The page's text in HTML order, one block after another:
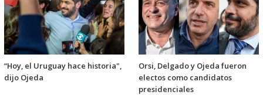
“Hoy, el Uruguay hace historia",
dijo Ojeda
Orsi, Delgado y Ojeda fueron
electos como candidatos
presidenciales